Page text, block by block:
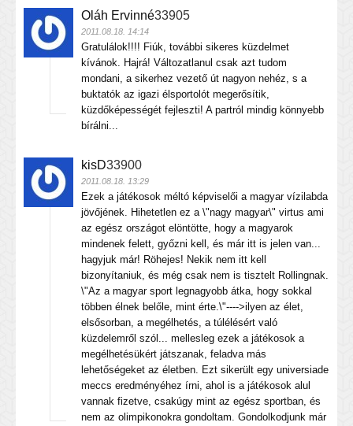
Oláh Ervinné33905
2011.08.18. 14:14
Gratulálok!!!! Fiúk, további sikeres küzdelmet
kívánok. Hajrá! Változatlanul csak azt tudom
mondani, a sikerhez vezető út nagyon nehéz, s a
buktatók az igazi élsportolót megerősítik,
küzdőképességét fejleszti! A partról mindig könnyebb
bírálni...
kisD33900
2011.08.18. 13:29
Ezek a játékosok méltó képviselői a magyar vízilabda
jövőjének. Hihetetlen ez a \"nagy magyar\" virtus ami
az egész országot elöntötte, hogy a magyarok
mindenek felett, győzni kell, és már itt is jelen van...
hagyjuk már! Röhejes! Nekik nem itt kell
bizonyítaniuk, és még csak nem is tisztelt Rollingnak.
\"Az a magyar sport legnagyobb átka, hogy sokkal
többen élnek belőle, mint érte.\"---->ilyen az élet,
elsősorban, a megélhetés, a túlélésért való
küzdelemről szól... mellesleg ezek a játékosok a
megélhetésükért játszanak, feladva más
lehetőségeket az életben. Ezt sikerült egy universiade
meccs eredményéhez írni, ahol is a játékosok alul
vannak fizetve, csakúgy mint az egész sportban, és
nem az olimpikonokra gondoltam. Gondolkodjunk már